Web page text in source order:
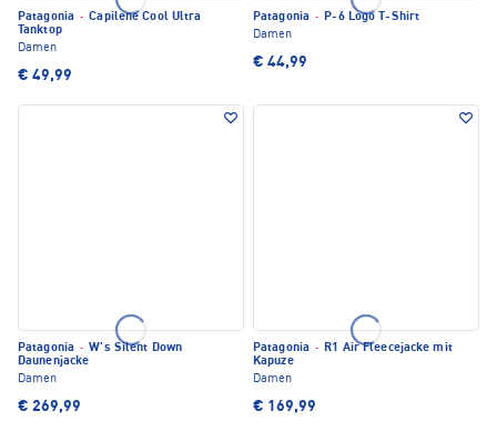
Patagonia · Capilene Cool Ultra
Tanktop
Damen
€ 49,99
Patagonia · P-6 Logo T-Shirt
Damen
€ 44,99
Patagonia · W's Silent Down
Daunenjacke
Damen
€ 269,99
Patagonia · R1 Air Fleecejacke mit
Kapuze
Damen
€ 169,99